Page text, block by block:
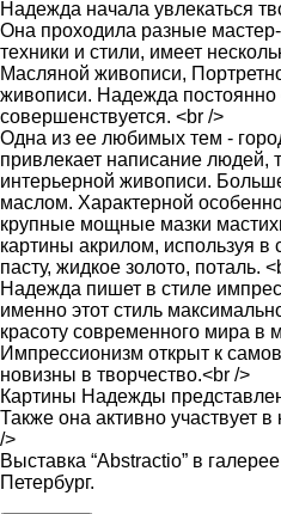
Надежда начала увлекаться
Она проходила разные
техники и стили, имеет
Масляной живописи,
живописи. Надежда постоянно
совершенствуется. <br />
Одна из ее любимых тем -
привлекает написание людей,
интерьерной живописи.
маслом. Характерной
крупные мощные мазки
картины акрилом, используя в
пасту, жидкое золото, поталь.
Надежда пишет в стиле
именно этот стиль
красоту современного мира в
Импрессионизм открыт к
новизны в творчество.<br />
Картины Надежды
Также она активно участвует
/>
Выставка “Abstractio” в
Петербург.